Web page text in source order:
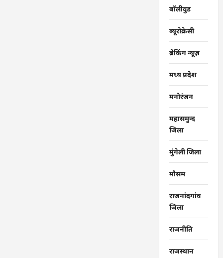
बॉलीवुड
ब्यूरोक्रेसी
ब्रेकिंग न्यूज़
मध्य प्रदेश
मनोरंजन
महासमुन्द
जिला
मुंगेली जिला
मौसम
राजनांदगांव
जिला
राजनीति
राजस्थान